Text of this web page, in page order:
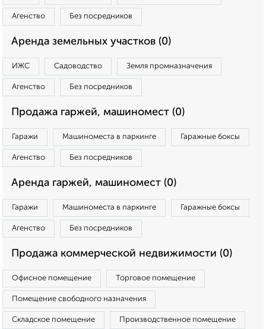
Агенство Без посредников
Аренда земельных участков (0)
ИЖС Садоводство Земля промназначения
Агенство Без посредников
Продажа гаржей, машиномест (0)
Гаражи Машиноместа в паркинге Гаражные боксы
Агенство Без посредников
Аренда гаржей, машиномест (0)
Гаражи Машиноместа в паркинге Гаражные боксы
Агенство Без посредников
Продажа коммерческой недвижимости (0)
Офисное помещение Торговое помещение
Помещение свободного назначения
Складское помещение Производственное помещение